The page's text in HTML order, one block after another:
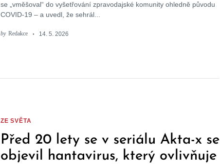
se „vměšoval“ do vyšetřování zpravodajské komunity ohledně původu
COVID-19 – a uvedl, že sehrál...
by Redakce 14. 5. 2026
ZE SVĚTA
Před 20 lety se v seriálu Akta-x se
objevil hantavirus, který ovlivňuje